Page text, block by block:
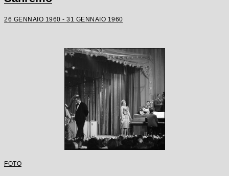
26 GENNAIO 1960 - 31 GENNAIO 1960
FOTO